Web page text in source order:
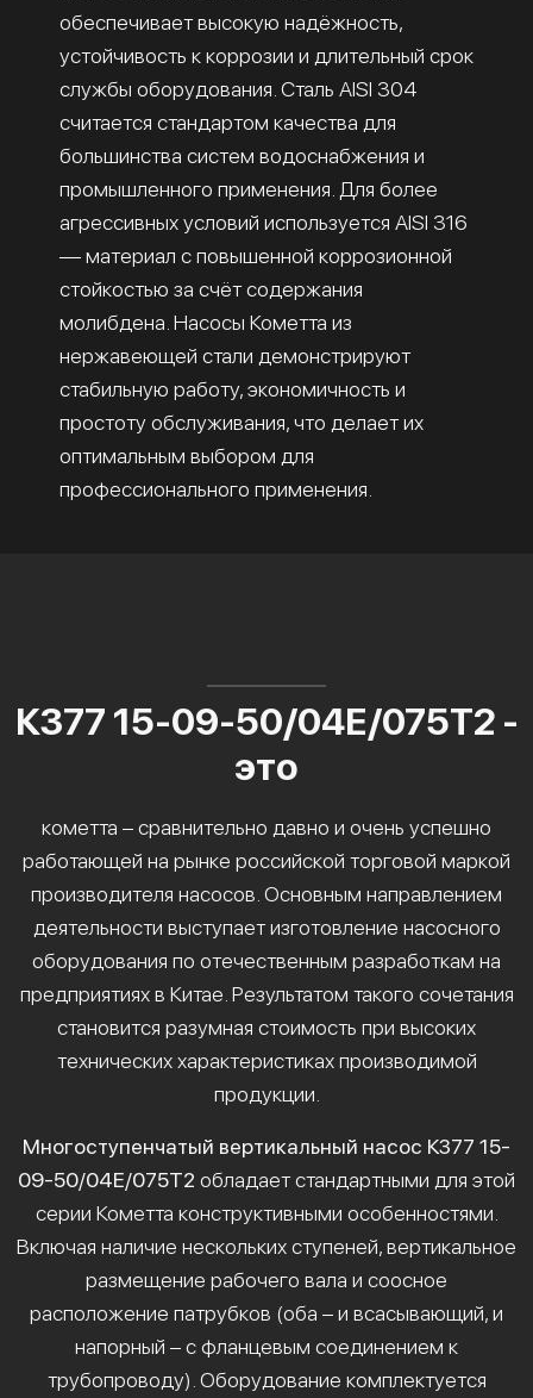
обеспечивает высокую надёжность,
устойчивость к коррозии и длительный срок
службы оборудования. Сталь AISI 304
считается стандартом качества для
большинства систем водоснабжения и
промышленного применения. Для более
агрессивных условий используется AISI 316
— материал с повышенной коррозионной
стойкостью за счёт содержания
молибдена. Насосы Кометта из
нержавеющей стали демонстрируют
стабильную работу, экономичность и
простоту обслуживания, что делает их
оптимальным выбором для
профессионального применения.
К377 15-09-50/04Е/075Т2 -
это
кометта – сравнительно давно и очень успешно
работающей на рынке российской торговой маркой
производителя насосов. Основным направлением
деятельности выступает изготовление насосного
оборудования по отечественным разработкам на
предприятиях в Китае. Результатом такого сочетания
становится разумная стоимость при высоких
технических характеристиках производимой
продукции.
Многоступенчатый вертикальный насос К377 15-
09-50/04Е/075Т2 обладает стандартными для этой
серии Кометта конструктивными особенностями.
Включая наличие нескольких ступеней, вертикальное
размещение рабочего вала и соосное
расположение патрубков (оба – и всасывающий, и
напорный – с фланцевым соединением к
трубопроводу). Оборудование комплектуется